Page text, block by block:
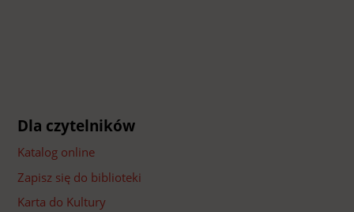
Dla czytelników
Katalog online
Zapisz się do biblioteki
Karta do Kultury